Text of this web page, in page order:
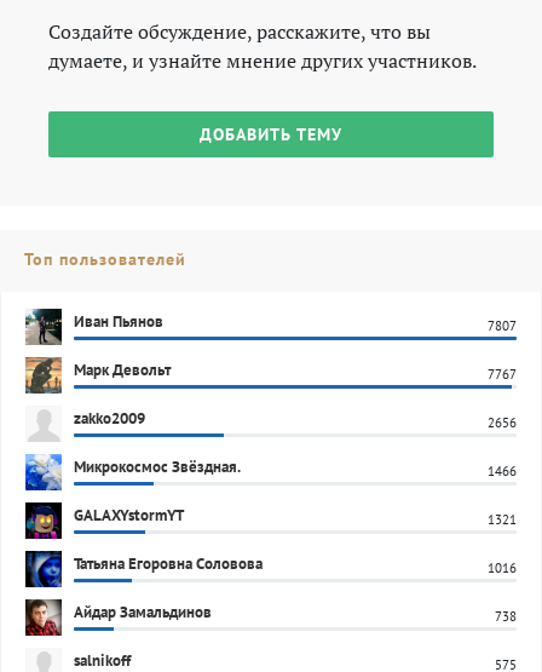
Создайте обсуждение, расскажите, что вы
думаете, и узнайте мнение других участников.
ДОБАВИТЬ ТЕМУ
Топ пользователей
Иван Пьянов 7807
Марк Девольт 7767
zakko2009 2656
Микрокосмос Звёздная. 1466
GALAXYstormYT 1321
Татьяна Егоровна Соловова 1016
Айдар Замальдинов 738
salnikoff 575